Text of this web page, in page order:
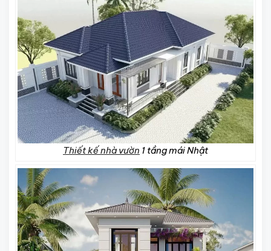
Thiết kế nhà vườn 1 tầng mái Nhật